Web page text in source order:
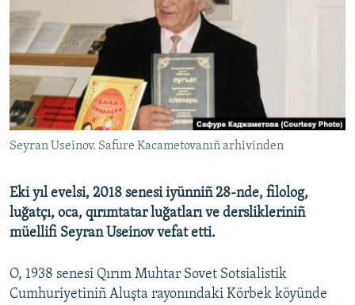
FİKİR
Русский
Українською
QOŞULIÑIZ!
RFE/RS bütün saytları
Seyran Useinov. Safure Kacametovanıñ arhivinden
Eki yıl evelsi, 2018 senesi iyünniñ 28-nde, filolog,
luğatçı, oca, qırımtatar luğatları ve derslikleriniñ
müellifi Seyran Useinov vefat etti.
O, 1938 senesi Qırım Muhtar Sovet Sotsialistik
Cumhuriyetiniñ Aluşta rayonındaki Körbek köyünde